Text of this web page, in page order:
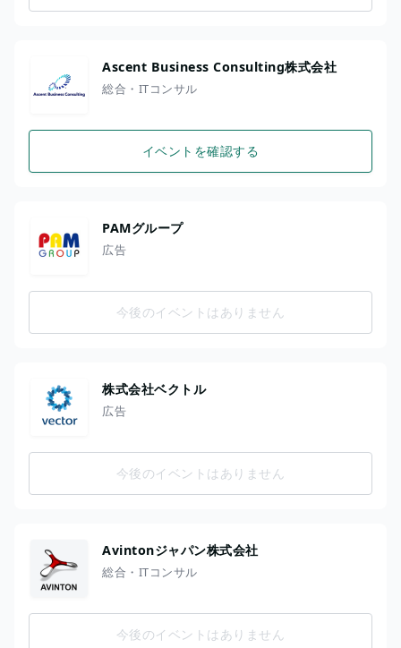
Ascent Business Consulting株式会社
総合・ITコンサル
イベントを確認する
PAMグループ
広告
今後のイベントはありません
株式会社ベクトル
広告
今後のイベントはありません
Avintonジャパン株式会社
総合・ITコンサル
今後のイベントはありません